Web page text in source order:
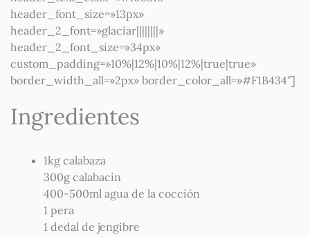
header_font_size=»13px»
header_2_font=»glaciar||||||||»
header_2_font_size=»34px»
custom_padding=»10%|12%|10%|12%|true|true»
border_width_all=»2px» border_color_all=»#F1B434″]
Ingredientes
1kg calabaza
300g calabacin
400-500ml agua de la cocción
1 pera
1 dedal de jengibre